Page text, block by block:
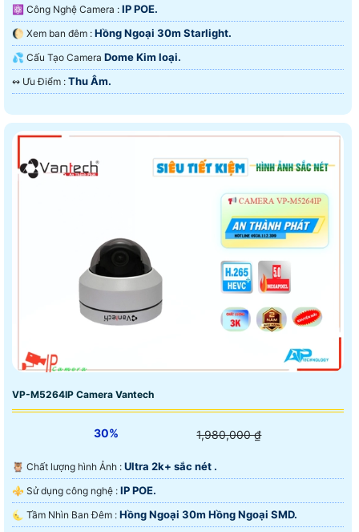
⚛️ Công Nghệ Camera : IP POE.
🌔 Xem ban đêm : Hồng Ngoại 30m Starlight.
💦 Cấu Tạo Camera Dome Kim loại.
️↭ Ưu Điểm : Thu Âm.
VP-M5264IP Camera Vantech
30% 1,980,000 ₫
🦉 Chất lượng hình Ảnh : Ultra 2k+ sắc nét .
⚜️ Sử dụng công nghệ : IP POE.
🌜 Tầm Nhìn Ban Đêm : Hồng Ngoại 30m Hồng Ngoại SMD.